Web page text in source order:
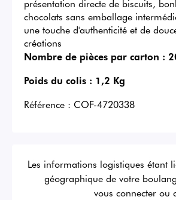
présentation directe de biscuits,
chocolats sans emballage
une touche d'authenticité et de
créations
Nombre de pièces par carton :
Poids du colis : 1,2 Kg
Référence : COF-4720338
Les informations logistiques étant
géographique de votre
vous connecter ou